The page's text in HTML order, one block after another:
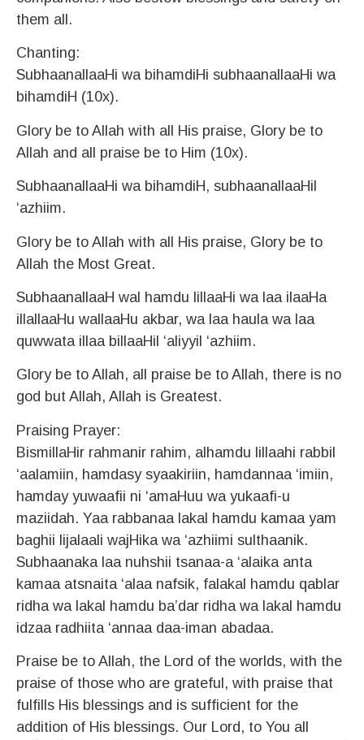
them all.
Chanting:
SubhaanallaaHi wa bihamdiHi subhaanallaaHi wa
bihamdiH (10x).
Glory be to Allah with all His praise, Glory be to
Allah and all praise be to Him (10x).
SubhaanallaaHi wa bihamdiH, subhaanallaaHil
‘azhiim.
Glory be to Allah with all His praise, Glory be to
Allah the Most Great.
SubhaanallaaH wal hamdu lillaaHi wa laa ilaaHa
illallaaHu wallaaHu akbar, wa laa haula wa laa
quwwata illaa billaaHil ‘aliyyil ‘azhiim.
Glory be to Allah, all praise be to Allah, there is no
god but Allah, Allah is Greatest.
Praising Prayer:
BismillaHir rahmanir rahim, alhamdu lillaahi rabbil
‘aalamiin, hamdasy syaakiriin, hamdannaa ‘imiin,
hamday yuwaafii ni ‘amaHuu wa yukaafi-u
maziidah. Yaa rabbanaa lakal hamdu kamaa yam
baghii lijalaali wajHika wa ‘azhiimi sulthaanik.
Subhaanaka laa nuhshii tsanaa-a ‘alaika anta
kamaa atsnaita ‘alaa nafsik, falakal hamdu qablar
ridha wa lakal hamdu ba’dar ridha wa lakal hamdu
idzaa radhiita ‘annaa daa-iman abadaa.
Praise be to Allah, the Lord of the worlds, with the
praise of those who are grateful, with praise that
fulfills His blessings and is sufficient for the
addition of His blessings. Our Lord, to You all